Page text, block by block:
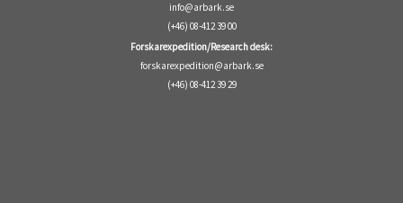
info@arbark.se
(+46) 08-412 39 00
Forskarexpedition/Research desk:
forskarexpedition@arbark.se
(+46) 08-412 39 29